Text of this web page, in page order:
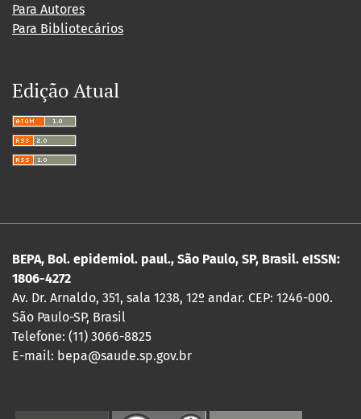
Para Autores
Para Bibliotecários
Edição Atual
BEPA, Bol. epidemiol. paul., São Paulo, SP, Brasil. eISSN:
1806-4272
Av. Dr. Arnaldo, 351, sala 1238, 12º andar. CEP: 1246-000.
São Paulo-SP, Brasil
Telefone: (11) 3066-8825
E-mail: bepa@saude.sp.gov.br